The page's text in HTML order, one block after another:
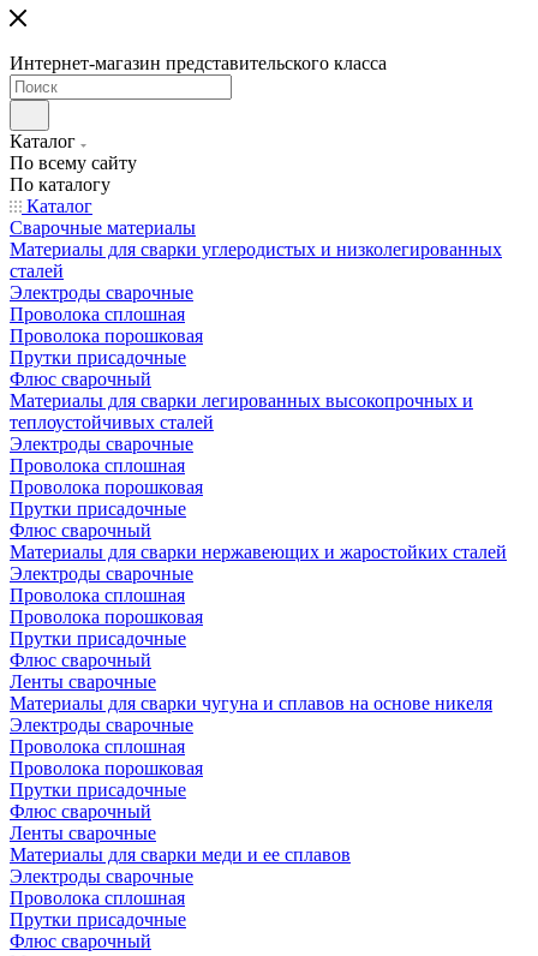
Интернет-магазин представительского класса
Каталог
По всему сайту
По каталогу
Каталог
Сварочные материалы
Материалы для сварки углеродистых и низколегированных
сталей
Электроды сварочные
Проволока сплошная
Проволока порошковая
Прутки присадочные
Флюс сварочный
Материалы для сварки легированных высокопрочных и
теплоустойчивых сталей
Электроды сварочные
Проволока сплошная
Проволока порошковая
Прутки присадочные
Флюс сварочный
Материалы для сварки нержавеющих и жаростойких сталей
Электроды сварочные
Проволока сплошная
Проволока порошковая
Прутки присадочные
Флюс сварочный
Ленты сварочные
Материалы для сварки чугуна и сплавов на основе никеля
Электроды сварочные
Проволока сплошная
Проволока порошковая
Прутки присадочные
Флюс сварочный
Ленты сварочные
Материалы для сварки меди и ее сплавов
Электроды сварочные
Проволока сплошная
Прутки присадочные
Флюс сварочный